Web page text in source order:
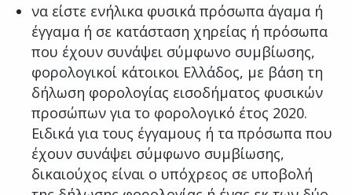
να είστε ενήλικα φυσικά πρόσωπα άγαμα ή
έγγαμα ή σε κατάσταση χηρείας ή πρόσωπα
που έχουν συνάψει σύμφωνο συμβίωσης,
φορολογικοί κάτοικοι Ελλάδος, με βάση τη
δήλωση φορολογίας εισοδήματος φυσικών
προσώπων για το φορολογικό έτος 2020.
Ειδικά για τους έγγαμους ή τα πρόσωπα που
έχουν συνάψει σύμφωνο συμβίωσης,
δικαιούχος είναι ο υπόχρεος σε υποβολή